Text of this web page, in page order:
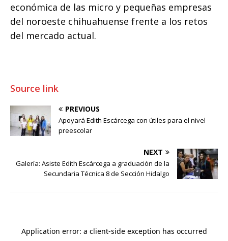
económica de las micro y pequeñas empresas
del noroeste chihuahuense frente a los retos
del mercado actual.
Source link
PREVIOUS
Apoyará Edith Escárcega con útiles para el nivel
preescolar
NEXT
Galería: Asiste Edith Escárcega a graduación de la
Secundaria Técnica 8 de Sección Hidalgo